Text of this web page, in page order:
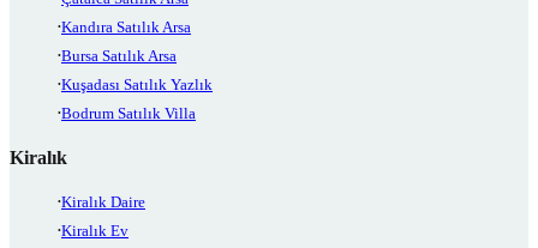
Kandıra Satılık Arsa
Bursa Satılık Arsa
Kuşadası Satılık Yazlık
Bodrum Satılık Villa
Kiralık
Kiralık Daire
Kiralık Ev